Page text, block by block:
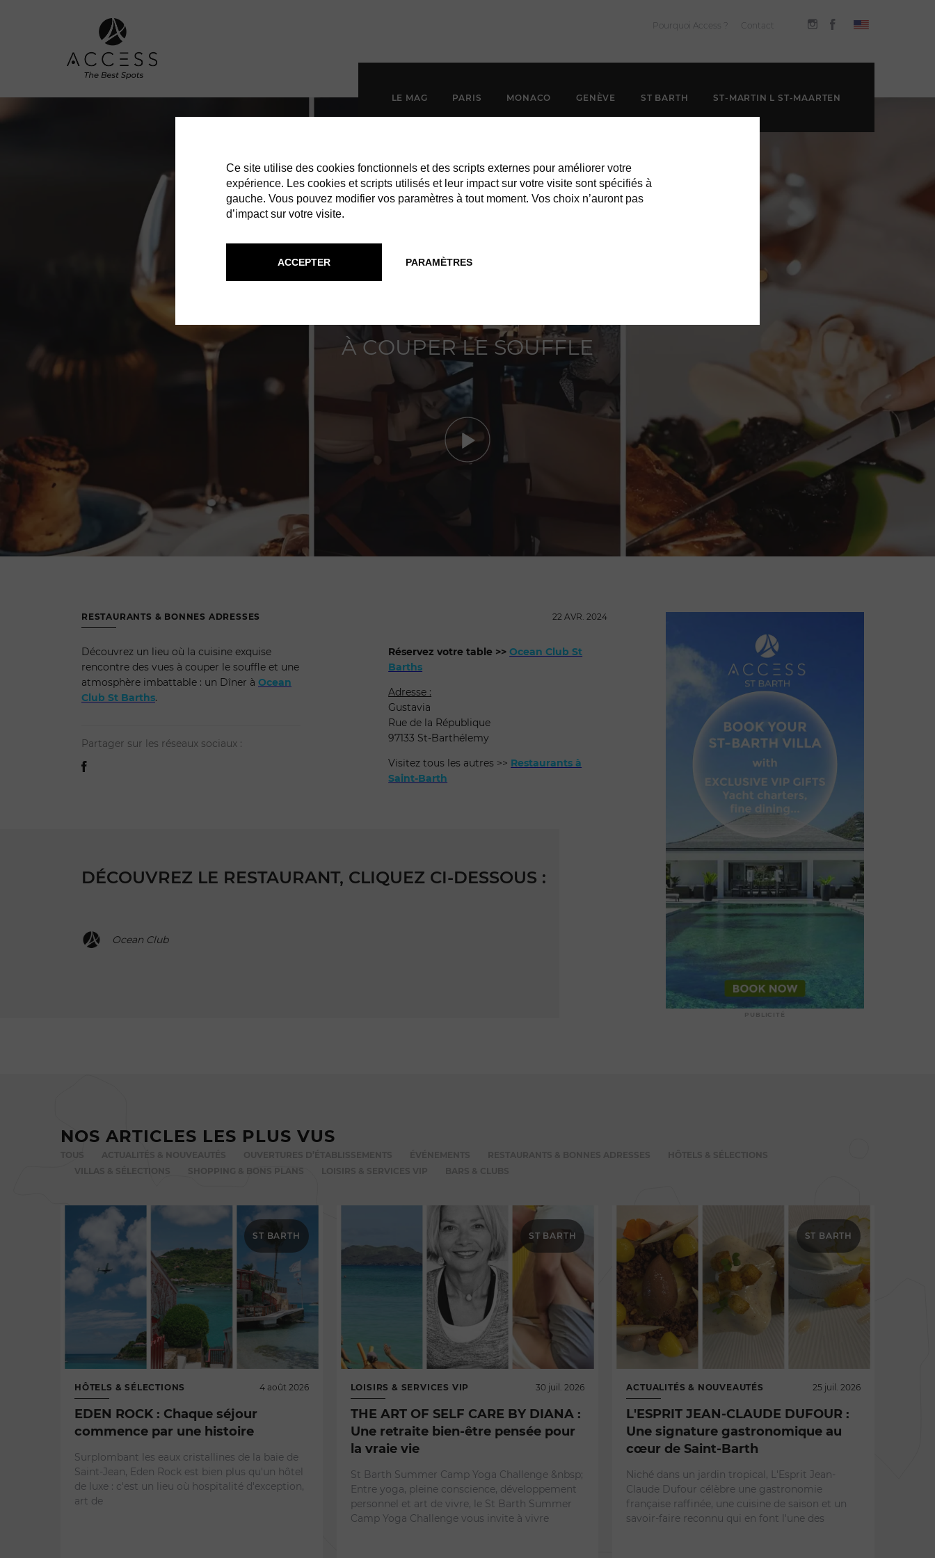
Pourquoi Access ? Contact
LE MAG PARIS MONACO GENÈVE ST BARTH ST-MARTIN L ST-MAARTEN
À COUPER LE SOUFFLE
RESTAURANTS & BONNES ADRESSES 22 AVR. 2024
Découvrez un lieu où la cuisine exquise
rencontre des vues à couper le souffle et une
atmosphère imbattable : un Dîner à Ocean
Club St Barths.
Partager sur les réseaux sociaux :
Réservez votre table >> Ocean Club St
Barths
Adresse :
Gustavia
Rue de la République
97133 St-Barthélemy
Visitez tous les autres >> Restaurants à
Saint-Barth
DÉCOUVREZ LE RESTAURANT, CLIQUEZ CI-DESSOUS :
Ocean Club
PUBLICITÉ
NOS ARTICLES LES PLUS VUS
TOUS ACTUALITÉS & NOUVEAUTÉS
VILLAS & SÉLECTIONS
SHOPPING & BONS PLANS
ST BARTH
HÔTELS & SÉLECTIONS 4 août 2026
EDEN ROCK : Chaque séjour
commence par une histoire
Surplombant les eaux cristallines de la baie de
Saint-Jean, Eden Rock est bien plus qu'un hôtel
de luxe : c'est un lieu où hospitalité d'exception,
art de
ST BARTH
LOISIRS & SERVICES VIP 30 juil. 2026
THE ART OF SELF CARE BY DIANA :
Une retraite bien-être pensée pour
la vraie vie
St Barth Summer Camp Yoga Challenge &nbsp;
Entre yoga, pleine conscience, développement
personnel et art de vivre, le St Barth Summer
Camp Yoga Challenge vous invite à vivre
ST BARTH
ACTUALITÉS & NOUVEAUTÉS 25 juil. 2026
L'ESPRIT JEAN-CLAUDE DUFOUR :
Une signature gastronomique au
cœur de Saint-Barth
Niché dans un jardin tropical, L'Esprit Jean-
Claude Dufour célèbre une gastronomie
française raffinée, une cuisine de saison et un
savoir-faire reconnu qui en font l'une des
Ce site utilise des cookies fonctionnels et des scripts externes pour améliorer votre
expérience. Les cookies et scripts utilisés et leur impact sur votre visite sont spécifiés à
gauche. Vous pouvez modifier vos paramètres à tout moment. Vos choix n’auront pas
d’impact sur votre visite.
PARAMÈTRES
ACCEPTER